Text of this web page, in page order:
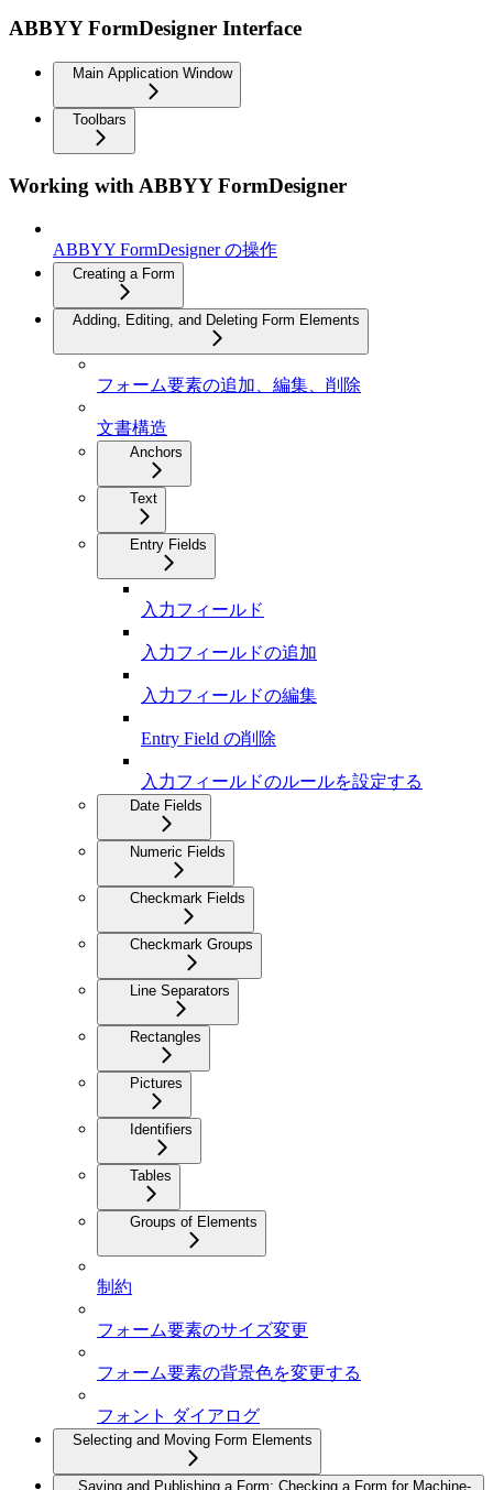
ABBYY FormDesigner Interface
Main Application Window
Toolbars
Working with ABBYY FormDesigner
ABBYY FormDesigner の操作
Creating a Form
Adding, Editing, and Deleting Form Elements
フォーム要素の追加、編集、削除
文書構造
Anchors
Text
Entry Fields
入力フィールド
入力フィールドの追加
入力フィールドの編集
Entry Field の削除
入力フィールドのルールを設定する
Date Fields
Numeric Fields
Checkmark Fields
Checkmark Groups
Line Separators
Rectangles
Pictures
Identifiers
Tables
Groups of Elements
制約
フォーム要素のサイズ変更
フォーム要素の背景色を変更する
フォント ダイアログ
Selecting and Moving Form Elements
Saving and Publishing a Form; Checking a Form for Machine-